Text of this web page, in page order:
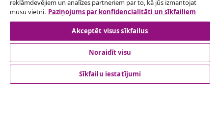
Atteikties no līguma
klientu apkalpoanaš
reklāmdevējiem un analīzes partneriem par to, kā jūs izmantojat
mūsu vietni. Paziņojums par konfidencialitāti un sīkfailiem
Akceptēt visus sīkfailus
Noraidīt visu
Sīkfailu iestatījumi